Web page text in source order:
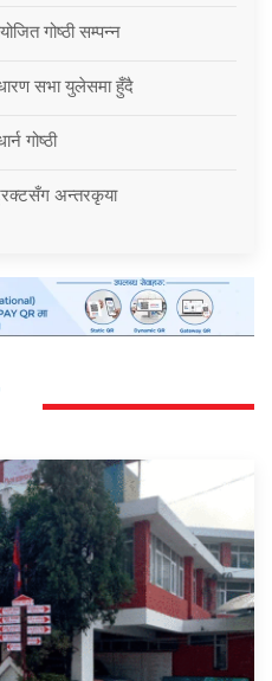
गोष्ठी सम्पन्न
सभा युलेसमा हुँदै
गोष्ठी
अन्तरकृया